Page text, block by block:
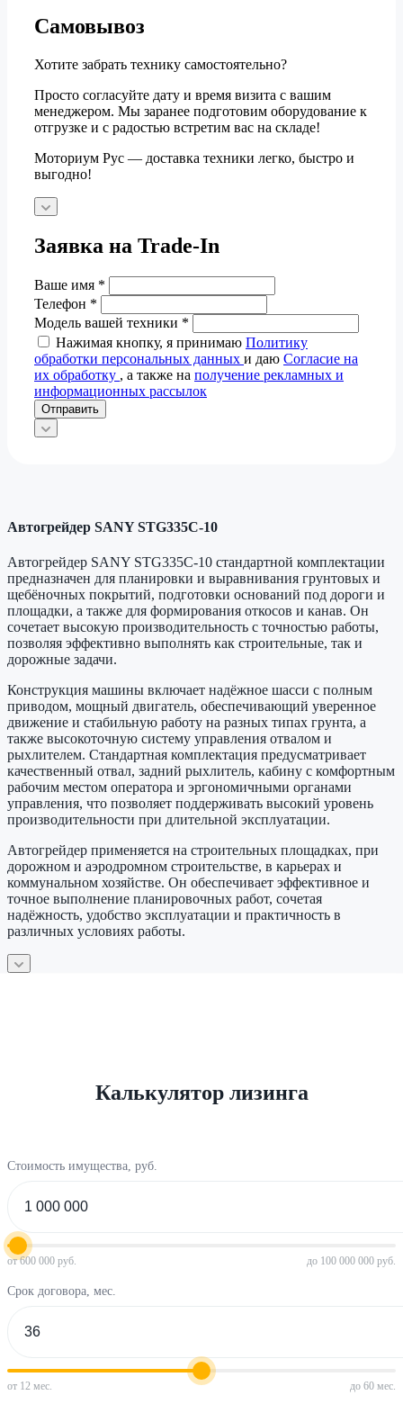
Самовывоз
Хотите забрать технику самостоятельно?
Просто согласуйте дату и время визита с вашим
менеджером. Мы заранее подготовим оборудование к
отгрузке и с радостью встретим вас на складе!
Моториум Рус — доставка техники легко, быстро и
выгодно!
Заявка на Trade-In
Ваше имя *
Телефон *
Модель вашей техники *
Нажимая кнопку, я принимаю Политику
обработки персональных данных и даю Согласие на
их обработку , а также на получение рекламных и
информационных рассылок
Отправить
Автогрейдер SANY STG335C-10
Автогрейдер SANY STG335C-10 стандартной комплектации
предназначен для планировки и выравнивания грунтовых и
щебёночных покрытий, подготовки оснований под дороги и
площадки, а также для формирования откосов и канав. Он
сочетает высокую производительность с точностью работы,
позволяя эффективно выполнять как строительные, так и
дорожные задачи.
Конструкция машины включает надёжное шасси с полным
приводом, мощный двигатель, обеспечивающий уверенное
движение и стабильную работу на разных типах грунта, а
также высокоточную систему управления отвалом и
рыхлителем. Стандартная комплектация предусматривает
качественный отвал, задний рыхлитель, кабину с комфортным
рабочим местом оператора и эргономичными органами
управления, что позволяет поддерживать высокий уровень
производительности при длительной эксплуатации.
Автогрейдер применяется на строительных площадках, при
дорожном и аэродромном строительстве, в карьерах и
коммунальном хозяйстве. Он обеспечивает эффективное и
точное выполнение планировочных работ, сочетая
надёжность, удобство эксплуатации и практичность в
различных условиях работы.
Калькулятор лизинга
Стоимость имущества, руб.
от 600 000 руб. до 100 000 000 руб.
Срок договора, мес.
от 12 мес. до 60 мес.